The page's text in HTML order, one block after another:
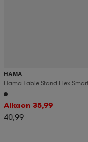
HAMA
Alkaen 35,99
40,99